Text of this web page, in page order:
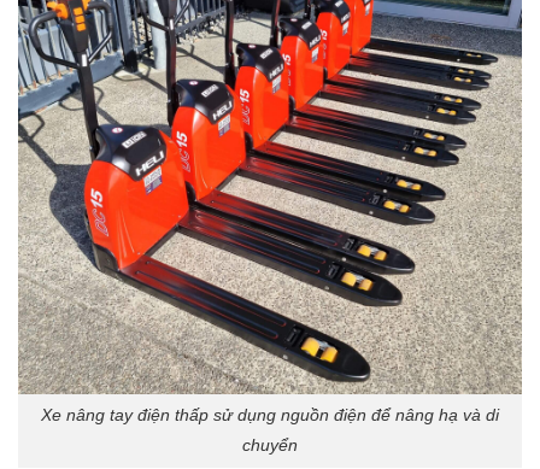
Xe nâng tay điện thấp sử dụng nguồn điện để nâng hạ và di
chuyển